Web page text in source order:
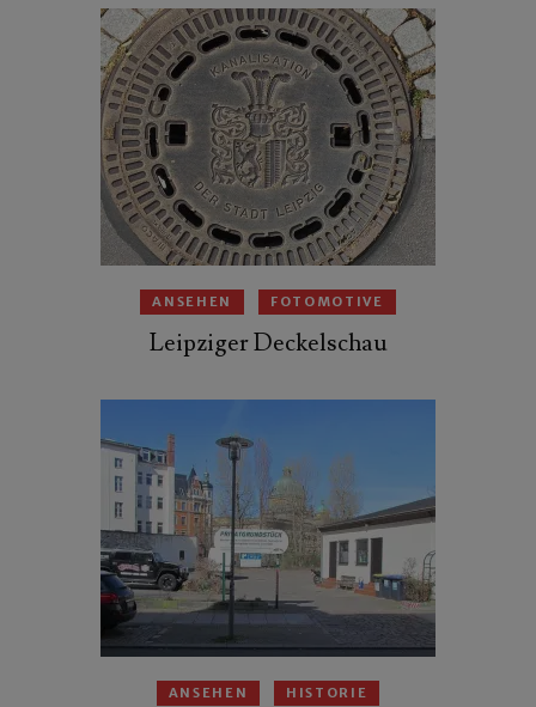
ANSEHEN FOTOMOTIVE
Leipziger Deckelschau
ANSEHEN HISTORIE